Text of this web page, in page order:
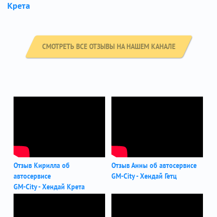
Крета
СМОТРЕТЬ ВСЕ ОТЗЫВЫ НА НАШЕМ КАНАЛЕ
Отзыв Кирилла об
автосервисе
GM-City - Хендай Крета
Отзыв Анны об автосервисе
GM-City - Хендай Гетц